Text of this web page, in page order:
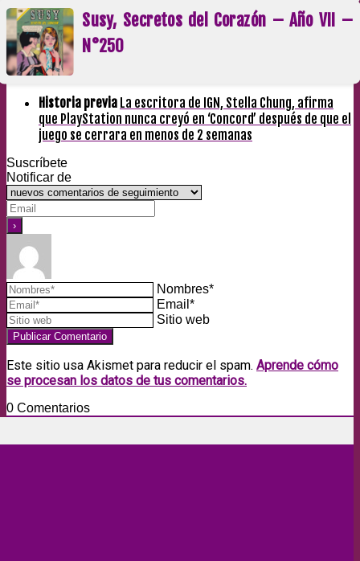
Susy, Secretos del Corazón – Año VII –
N°250
Historia previa La escritora de IGN, Stella Chung, afirma
que PlayStation nunca creyó en ‘Concord’ después de que el
juego se cerrara en menos de 2 semanas
Suscríbete
Notificar de
Nombres*
Email*
Sitio web
Este sitio usa Akismet para reducir el spam. Aprende cómo
se procesan los datos de tus comentarios.
0 Comentarios